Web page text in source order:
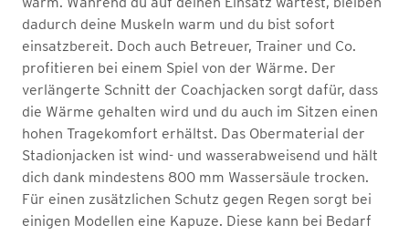
dadurch deine Muskeln warm und du bist sofort
einsatzbereit. Doch auch Betreuer, Trainer und Co.
profitieren bei einem Spiel von der Wärme. Der
verlängerte Schnitt der Coachjacken sorgt dafür, dass
die Wärme gehalten wird und du auch im Sitzen einen
hohen Tragekomfort erhältst. Das Obermaterial der
Stadionjacken ist wind- und wasserabweisend und hält
dich dank mindestens 800 mm Wassersäule trocken.
Für einen zusätzlichen Schutz gegen Regen sorgt bei
einigen Modellen eine Kapuze. Diese kann bei Bedarf